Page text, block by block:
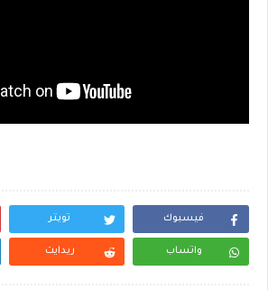
فيسبوك تويتر
واتساب ريدايت